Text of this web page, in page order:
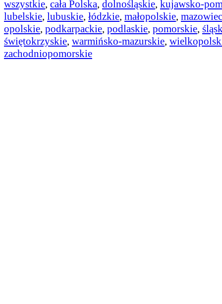
wszystkie, cała Polska, dolnośląskie, kujawsko-
lubelskie, lubuskie, łódzkie, małopolskie,
opolskie, podkarpackie, podlaskie, pomorskie,
świętokrzyskie, warmińsko-mazurskie,
zachodniopomorskie